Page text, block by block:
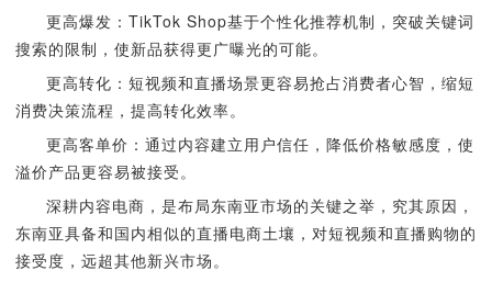
更高爆发：TikTok Shop基于个性化推荐机制，突破关键词
搜索的限制，使新品获得更广曝光的可能。
更高转化：短视频和直播场景更容易抢占消费者心智，缩短
消费决策流程，提高转化效率。
更高客单价：通过内容建立用户信任，降低价格敏感度，使
溢价产品更容易被接受。
深耕内容电商，是布局东南亚市场的关键之举，究其原因，
东南亚具备和国内相似的直播电商土壤，对短视频和直播购物的
接受度，远超其他新兴市场。